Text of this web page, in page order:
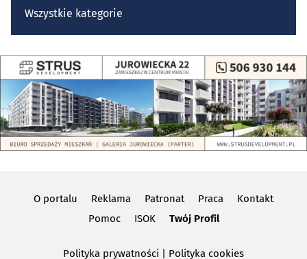
Wszystkie kategorie
O portalu Reklama Patronat Praca
Kontakt
Pomoc
ISOK Twój Profil
Polityka prywatności | Polityka cookies